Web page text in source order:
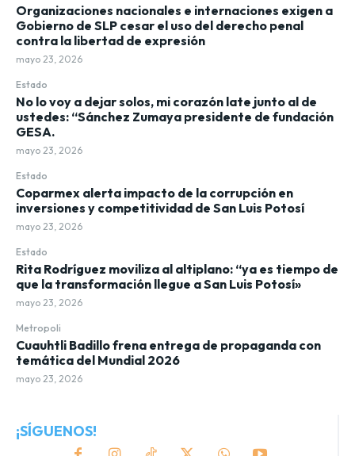
Organizaciones nacionales e internaciones exigen a
Gobierno de SLP cesar el uso del derecho penal
contra la libertad de expresión
mayo 23, 2026
Estado
No lo voy a dejar solos, mi corazón late junto al de
ustedes: “Sánchez Zumaya presidente de fundación
GESA.
mayo 23, 2026
Estado
Coparmex alerta impacto de la corrupción en
inversiones y competitividad de San Luis Potosí
mayo 23, 2026
Estado
Rita Rodríguez moviliza al altiplano: “ya es tiempo de
que la transformación llegue a San Luis Potosí»
mayo 23, 2026
Metropoli
Cuauhtli Badillo frena entrega de propaganda con
temática del Mundial 2026
mayo 23, 2026
¡SÍGUENOS!